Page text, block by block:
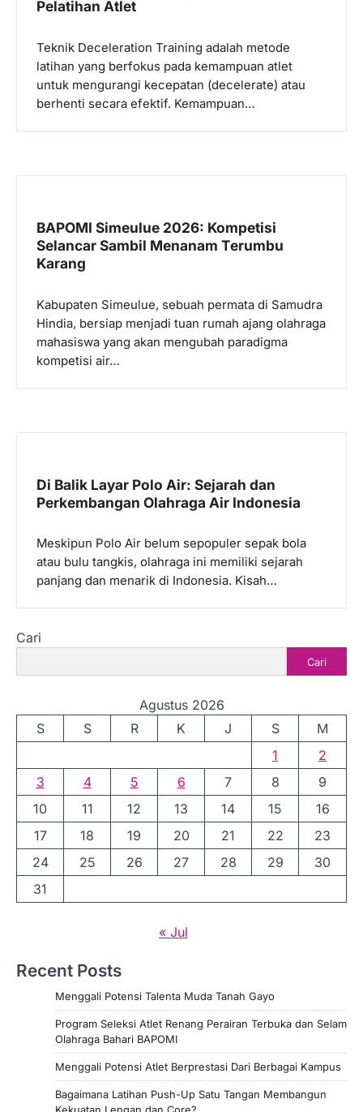
Pelatihan Atlet
Teknik Deceleration Training adalah metode
latihan yang berfokus pada kemampuan atlet
untuk mengurangi kecepatan (decelerate) atau
berhenti secara efektif. Kemampuan…
BAPOMI Simeulue 2026: Kompetisi
Selancar Sambil Menanam Terumbu
Karang
Kabupaten Simeulue, sebuah permata di Samudra
Hindia, bersiap menjadi tuan rumah ajang olahraga
mahasiswa yang akan mengubah paradigma
kompetisi air…
Di Balik Layar Polo Air: Sejarah dan
Perkembangan Olahraga Air Indonesia
Meskipun Polo Air belum sepopuler sepak bola
atau bulu tangkis, olahraga ini memiliki sejarah
panjang dan menarik di Indonesia. Kisah…
Cari
Cari
Agustus 2026
S
S R K J S
M
1
2
3
4 5 6 7 8
9
10
11 12 13 14 15
16
17
18 19 20 21 22
23
24
25 26 27 28 29
30
31
« Jul
Recent Posts
Menggali Potensi Talenta Muda Tanah Gayo
Program Seleksi Atlet Renang Perairan Terbuka dan Selam
Olahraga Bahari BAPOMI
Menggali Potensi Atlet Berprestasi Dari Berbagai Kampus
Bagaimana Latihan Push-Up Satu Tangan Membangun